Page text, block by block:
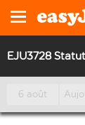
EJU3728
6 août